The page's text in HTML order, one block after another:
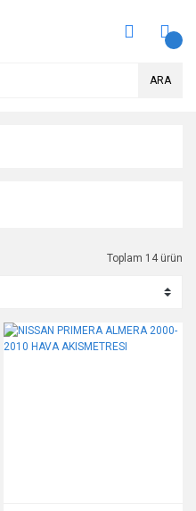
ARA
Toplam 14 ürün